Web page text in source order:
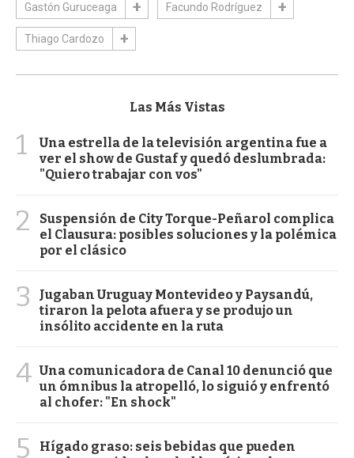
Gastón Guruceaga Facundo Rodríguez
Thiago Cardozo
Las Más Vistas
1
Una estrella de la televisión argentina fue a
ver el show de Gustaf y quedó deslumbrada:
"Quiero trabajar con vos"
2
Suspensión de City Torque-Peñarol complica
el Clausura: posibles soluciones y la polémica
por el clásico
3
Jugaban Uruguay Montevideo y Paysandú,
tiraron la pelota afuera y se produjo un
insólito accidente en la ruta
4 Una comunicadora de Canal 10 denunció que
un ómnibus la atropelló, lo siguió y enfrentó
al chofer: "En shock"
5
Hígado graso: seis bebidas que pueden